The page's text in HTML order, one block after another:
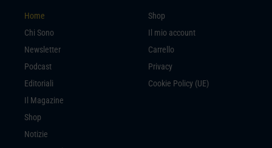
Home
Chi Sono
Newsletter
Podcast
Editoriali
Il Magazine
Shop
Notizie
Shop
Il mio account
Carrello
Privacy
Cookie Policy (UE)